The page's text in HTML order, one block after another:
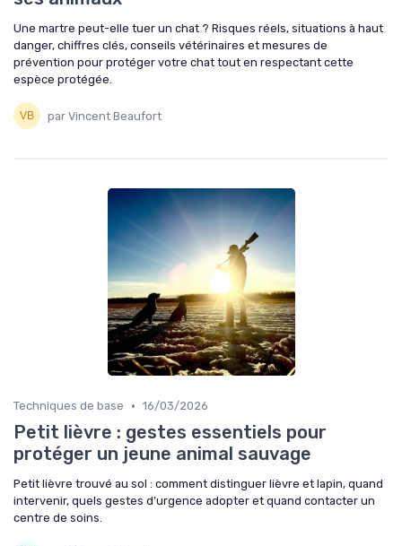
Une martre peut-elle tuer un chat ? Risques réels, situations à haut
danger, chiffres clés, conseils vétérinaires et mesures de
prévention pour protéger votre chat tout en respectant cette
espèce protégée.
par Vincent Beaufort
Techniques de base • 16/03/2026
Petit lièvre : gestes essentiels pour
protéger un jeune animal sauvage
Petit lièvre trouvé au sol : comment distinguer lièvre et lapin, quand
intervenir, quels gestes d’urgence adopter et quand contacter un
centre de soins.